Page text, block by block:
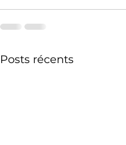
Posts récents